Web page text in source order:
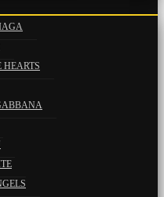
HEARTS